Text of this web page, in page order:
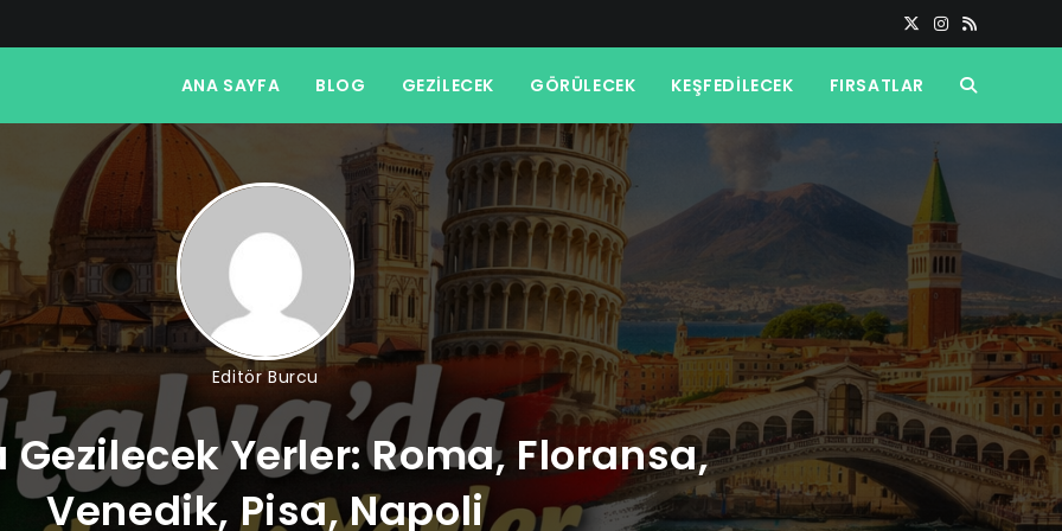
ANA SAYFA BLOG GEZILECEK GÖRÜLECEK KEŞFEDILECEK FIRSATLAR TOGGLE
SEARCH
Editör Burcu
Gezilecek Yerler: Roma, Floransa,
Venedik, Pisa, Napoli